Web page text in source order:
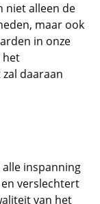
niet alleen de
maar ook
in onze
het
daaraan
inspanning
verslechtert
van het